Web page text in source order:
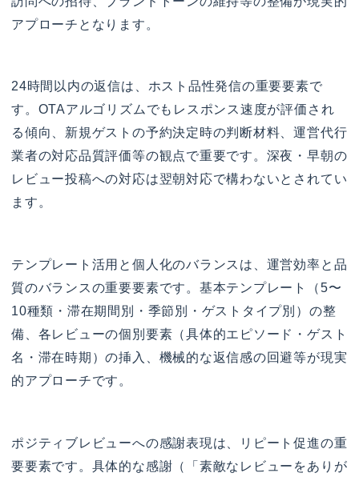
アプローチとなります。
24時間以内の返信は、ホスト品性発信の重要要素で
す。OTAアルゴリズムでもレスポンス速度が評価され
る傾向、新規ゲストの予約決定時の判断材料、運営代行
業者の対応品質評価等の観点で重要です。深夜・早朝の
レビュー投稿への対応は翌朝対応で構わないとされてい
ます。
テンプレート活用と個人化のバランスは、運営効率と品
質のバランスの重要要素です。基本テンプレート（5〜
10種類・滞在期間別・季節別・ゲストタイプ別）の整
備、各レビューの個別要素（具体的エピソード・ゲスト
名・滞在時期）の挿入、機械的な返信感の回避等が現実
的アプローチです。
ポジティブレビューへの感謝表現は、リピート促進の重
要要素です。具体的な感謝（「素敵なレビューをありが